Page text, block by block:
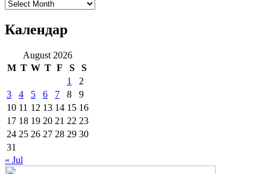
Архиве
Календар
August 2026
M T W T F S
S
1
2
3
4 5 6 7 8
9
10 11 12 13 14 15 16
17 18 19 20 21 22 23
24 25 26 27 28 29 30
31
« Jul